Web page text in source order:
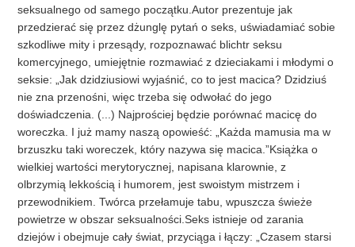
seksualnego od samego początku.Autor prezentuje jak
przedzierać się przez dżunglę pytań o seks, uświadamiać sobie
szkodliwe mity i przesądy, rozpoznawać blichtr seksu
komercyjnego, umiejętnie rozmawiać z dzieciakami i młodymi o
seksie: „Jak dzidziusiowi wyjaśnić, co to jest macica? Dzidziuś
nie zna przenośni, więc trzeba się odwołać do jego
doświadczenia. (...) Najprościej będzie porównać macicę do
woreczka. I już mamy naszą opowieść: „Każda mamusia ma w
brzuszku taki woreczek, który nazywa się macica.”Książka o
wielkiej wartości merytorycznej, napisana klarownie, z
olbrzymią lekkością i humorem, jest swoistym mistrzem i
przewodnikiem. Twórca przełamuje tabu, wpuszcza świeże
powietrze w obszar seksualności.Seks istnieje od zarania
dziejów i obejmuje cały świat, przyciąga i łączy: „Czasem starsi